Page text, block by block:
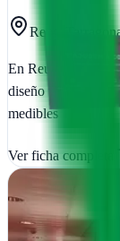
Reus,
En Reus
diseño web y
medibles
Ver ficha completa
Marketing